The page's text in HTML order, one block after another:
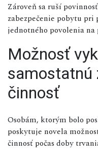
Zároveň sa ruší
zabezpečenie pobytu
jednotného povolenia na
Možnosť
samostatnú
činnosť
Osobám, ktorým bolo
poskytuje novela
činnosť počas doby